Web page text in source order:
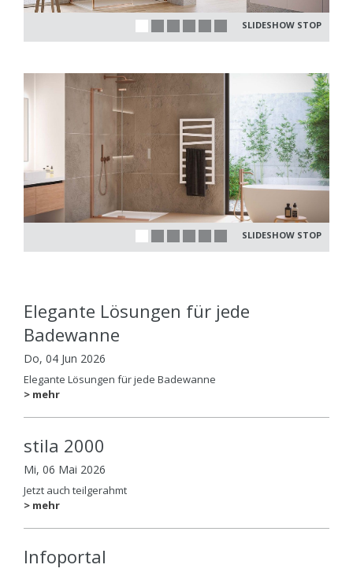
SLIDESHOW STOP
SLIDESHOW STOP
Elegante Lösungen für jede
Badewanne
Do, 04 Jun 2026
Elegante Lösungen für jede Badewanne
> mehr
stila 2000
Mi, 06 Mai 2026
Jetzt auch teilgerahmt
> mehr
Infoportal